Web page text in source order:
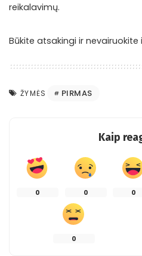
reikalavimų.
Būkite atsakingi ir nevairuokite
ŽYMĖS PIRMAS
Kaip
0 0 0
0